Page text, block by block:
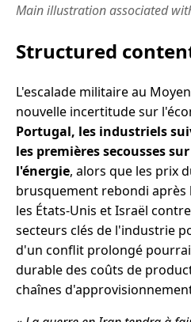
Main illustration associated
Structured
L'escalade militaire au
nouvelle incertitude sur
Portugal, les industriels
les premières secousses
l'énergie, alors que les prix
brusquement rebondi après
les États-Unis et Israël
secteurs clés de l'industrie
d'un conflit prolongé
durable des coûts de
chaînes